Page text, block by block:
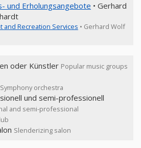
und Erholungsangebote • Gerhard
and Recreation Services • Gerhard Wolf
oder Künstler Popular music groups
Symphony orchestra
und semi-professionell
and semi-professional
Slenderizing salon